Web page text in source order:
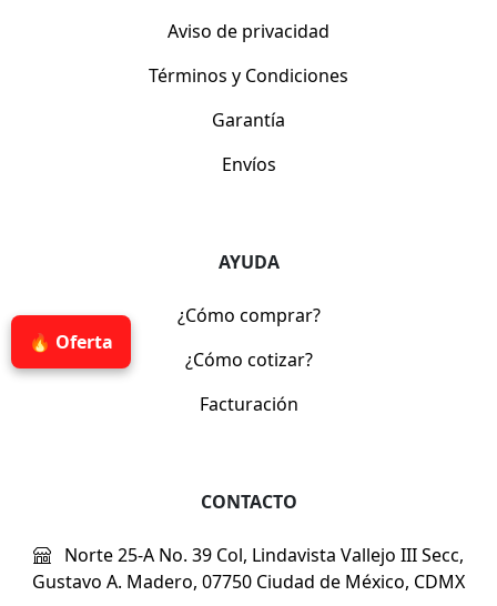
🔥 Oferta
Aviso de privacidad
Términos y Condiciones
Garantía
Envíos
AYUDA
¿Cómo comprar?
¿Cómo cotizar?
Facturación
CONTACTO
Norte 25-A No. 39 Col, Lindavista Vallejo III Secc,
Gustavo A. Madero, 07750 Ciudad de México, CDMX